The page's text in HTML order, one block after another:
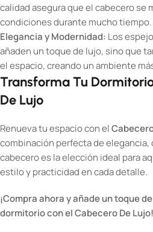
calidad asegura que el cabecero se
condiciones durante mucho tiempo.
Elegancia y Modernidad: Los
añaden un toque de lujo, sino que
el espacio, creando un ambiente
Transforma Tu
De Lujo
Renueva tu espacio con el
combinación perfecta de elegancia,
cabecero es la elección ideal para
estilo y practicidad en cada detalle.
¡Compra ahora y añade un toque
dormitorio con el Cabecero De Lujo!